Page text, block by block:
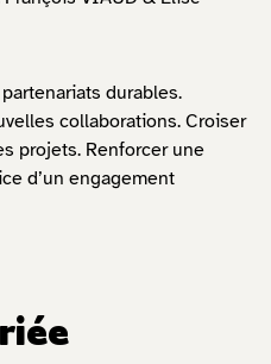
durables.
collaborations. Croiser
projets. Renforcer une
d’un engagement